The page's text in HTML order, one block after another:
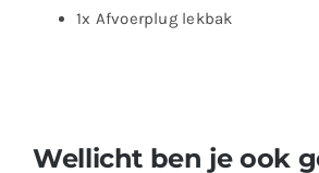
1x Afvoerplug lekbak
Wellicht ben je ook